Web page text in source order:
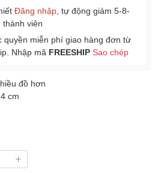
Đăng nhập , tự động giảm 5-8-
thành viên
quyền miễn phí giao hàng đơn từ
Nhập mã FREESHIP Sao chép
đồ hơn
cm